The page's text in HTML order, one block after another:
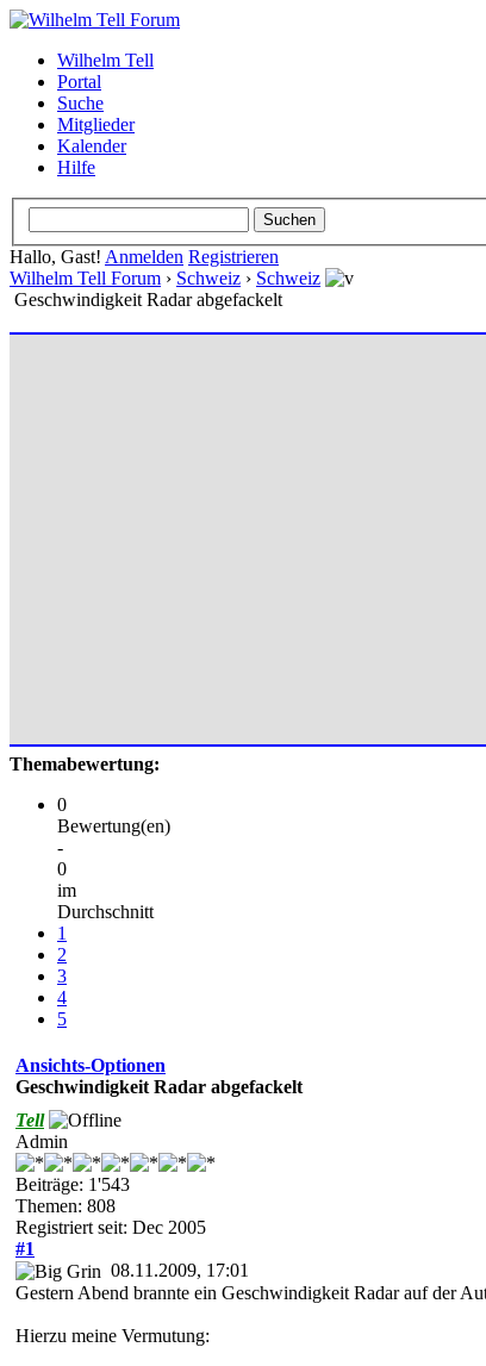
Wilhelm Tell
Portal
Suche
Mitglieder
Kalender
Hilfe
Hallo, Gast! Anmelden Registrieren
Wilhelm Tell Forum › Schweiz › Schweiz
Geschwindigkeit Radar abgefackelt
Themabewertung:
0
Bewertung(en)
-
0
im
Durchschnitt
1
2
3
4
5
Ansichts-Optionen
Geschwindigkeit Radar abgefackelt
Tell
Admin
Beiträge: 1'543
Themen: 808
Registriert seit: Dec 2005
#1
08.11.2009, 17:01
Gestern Abend brannte ein Geschwindigkeit Radar auf der
Hierzu meine Vermutung: